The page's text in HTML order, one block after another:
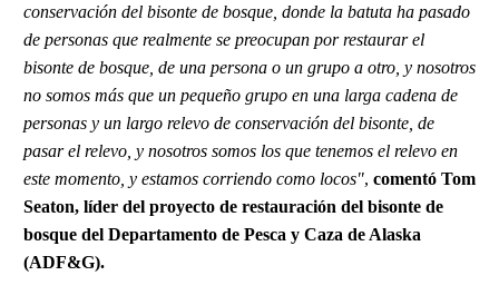
conservación del bisonte de bosque, donde la batuta ha pasado
de personas que realmente se preocupan por restaurar el
bisonte de bosque, de una persona o un grupo a otro, y nosotros
no somos más que un pequeño grupo en una larga cadena de
personas y un largo relevo de conservación del bisonte, de
pasar el relevo, y nosotros somos los que tenemos el relevo en
este momento, y estamos corriendo como locos", comentó Tom
Seaton, líder del proyecto de restauración del bisonte de
bosque del Departamento de Pesca y Caza de Alaska
(ADF&G).